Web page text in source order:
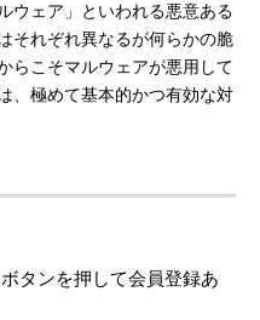
ウェア」といわれる悪意ある
それぞれ異なるが何らかの脆
らこそマルウェアが悪用して
、極めて基本的かつ有効な対
タンを押して会員登録あ